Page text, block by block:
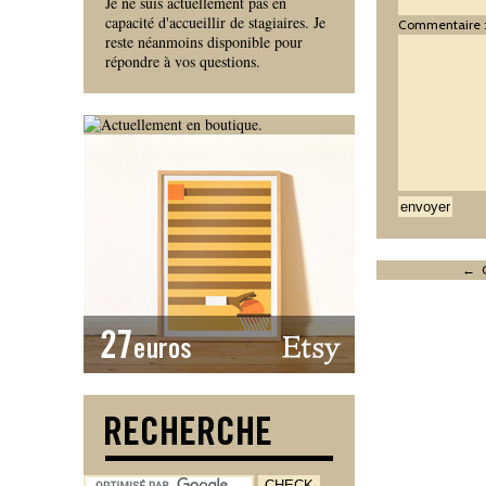
Commentaire :
←
capacité d'accueillir de stagiaires. Je
reste néanmoins disponible pour
répondre à vos questions.